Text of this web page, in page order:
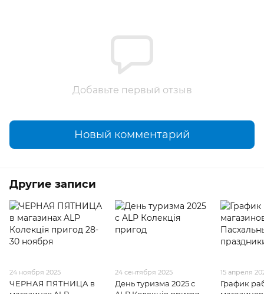
Добавьте первый отзыв
Новый комментарий
Другие записи
24 ноября 2025
ЧЕРНАЯ ПЯТНИЦА в
24 сентября 2025
День туризма 2025 с
15 апреля
График